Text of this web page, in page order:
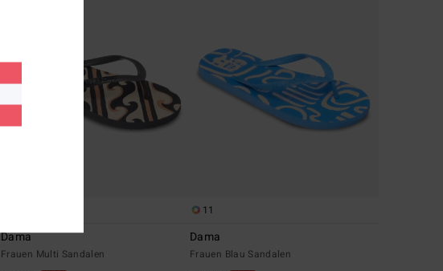
Dama
Frauen Multi Sandalen
11
Dama
Frauen Blau Sandalen